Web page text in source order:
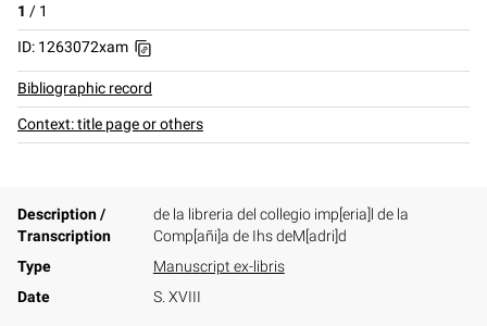
1 / 1
ID: 1263072xam
Bibliographic record
Context: title page or others
Description /
Transcription
de la libreria del collegio imp[eria]l de la
Comp[añi]a de Ihs deM[adri]d
Type
Manuscript ex-libris
Date
S. XVIII